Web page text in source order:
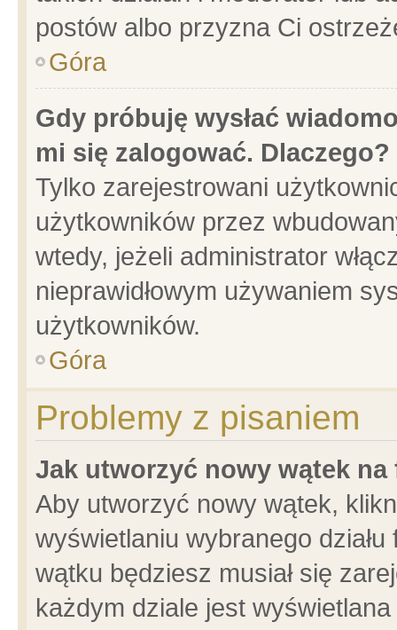
postów albo przyzna Ci
Góra
Gdy próbuję wysłać
mi się zalogować. Dlaczego?
Tylko zarejestrowani
użytkowników przez
wtedy, jeżeli administrator
nieprawidłowym używaniem
użytkowników.
Góra
Problemy z pisaniem
Jak utworzyć nowy wątek na
Aby utworzyć nowy wątek,
wyświetlaniu wybranego
wątku będziesz musiał się
każdym dziale jest